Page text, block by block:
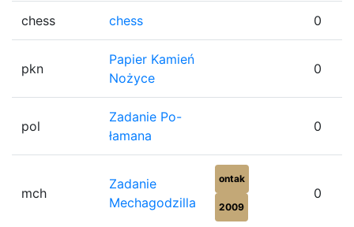
chess chess 0
pkn
Papier Kamień
Nożyce
0
pol
Zadanie Po-
łamana
0
mch
Zadanie
Mechagodzilla
ontak
2009
0